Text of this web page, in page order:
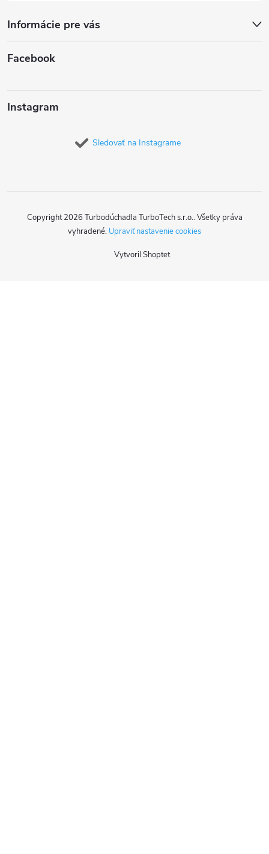
Informácie pre vás
Facebook
Instagram
Sledovať na Instagrame
Vytvoril Shoptet
Copyright 2026 Turbodúchadla TurboTech s.r.o.. Všetky práva
vyhradené. Upraviť nastavenie cookies